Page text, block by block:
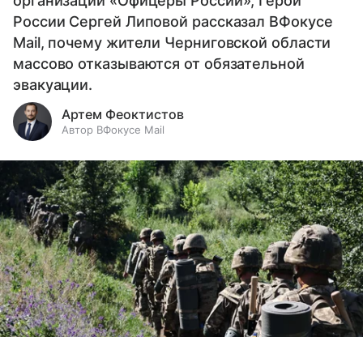
России Сергей Липовой рассказал ВФокусе
Mail, почему жители Черниговской области
массово отказываются от обязательной
эвакуации.
Артем Феоктистов
Автор ВФокусе Mail